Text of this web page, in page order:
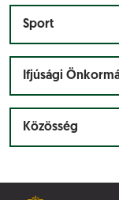
Sport
Ifjúsági
Közösség